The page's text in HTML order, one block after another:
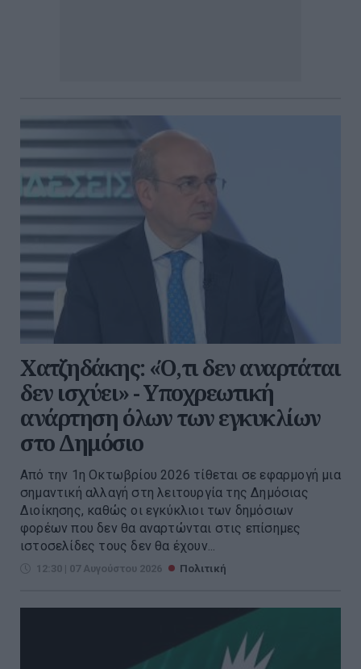
Χατζηδάκης: «Ό,τι δεν αναρτάται
δεν ισχύει» - Υποχρεωτική
ανάρτηση όλων των εγκυκλίων
στο Δημόσιο
Από την 1η Οκτωβρίου 2026 τίθεται σε εφαρμογή μια
σημαντική αλλαγή στη λειτουργία της Δημόσιας
Διοίκησης, καθώς οι εγκύκλιοι των δημόσιων
φορέων που δεν θα αναρτώνται στις επίσημες
ιστοσελίδες τους δεν θα έχουν...
12:30 | 07 Αυγούστου 2026 Πολιτική